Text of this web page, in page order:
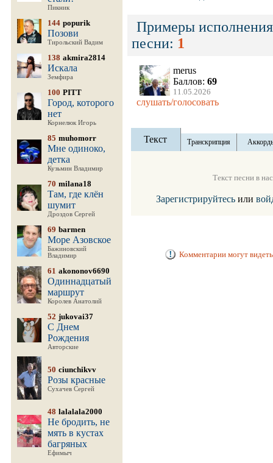
Пикник
144 popurik
Позови
Тирольский Вадим
138 akmira2814
Искала
Земфира
100 PITT
Город, которого
нет
Корнелюк Игорь
85 muhomorr
Мне одиноко,
детка
Кузьмин Владимир
70 milana18
Там, где клён
шумит
Дроздов Сергей
69 barmen
Море Азовское
Бажиновский
Владимир
61 akononov6690
Одиннадцатый
маршрут
Королев Анатолий
52 jukovai37
С Днем
Рождения
Авторские
50 ciunchikvv
Розы красные
Сухачев Сергей
48 lalalala2000
Не бродить, не
мять в кустах
багряных
Ефимыч
Примеры исполнения
песни: 1
merus
Баллов: 69
11.05.2026
слушать/голосовать
Текст Транскрипция
Текст песни в
Зарегистрируйтесь или
Комментарии могут